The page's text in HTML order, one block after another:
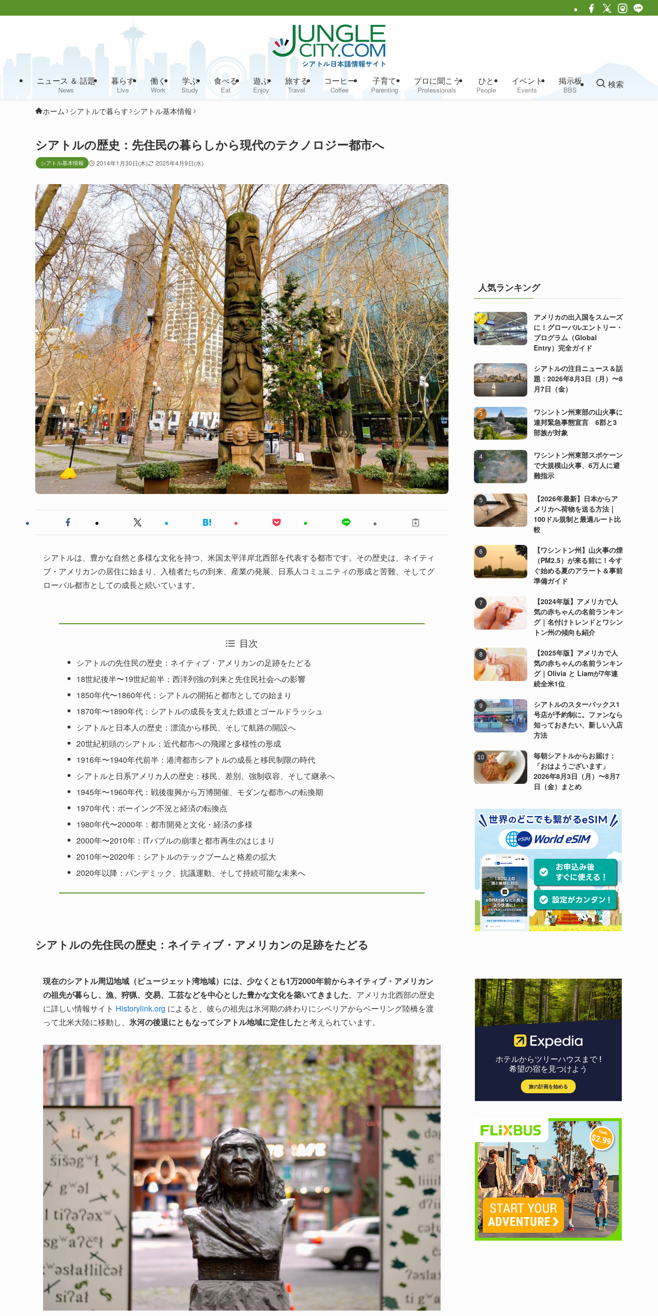
ニュース ＆ 話題
News
暮らす
Live
働く
Work
学ぶ
Study
食べる
Eat
遊ぶ
Enjoy
旅する
Travel
コーヒー
Coffee
子育て
Parenting
プロに聞こう
Professionals
ひと
People
イベント
Events
掲示板
BBS
検索
ホーム シアトルで暮らす シアトル基本情報
シアトルの歴史：先住民の暮らしから現代のテクノロジー都市へ
シアトル基本情報 2014年1月30日(木) 2025年4月9日(水)
シアトルは、豊かな自然と多様な文化を持つ、米国太平洋岸北西部を代表する都市です。その歴史は、ネイティ
ブ・アメリカンの居住に始まり、入植者たちの到来、産業の発展、日系人コミュニティの形成と苦難、そしてグ
ローバル都市としての成長と続いています。
目次
シアトルの先住民の歴史：ネイティブ・アメリカンの足跡をたどる
18世紀後半〜19世紀前半：西洋列強の到来と先住民社会への影響
1850年代〜1860年代：シアトルの開拓と都市としての始まり
1870年〜1890年代：シアトルの成長を支えた鉄道とゴールドラッシュ
シアトルと日本人の歴史：漂流から移民、そして航路の開設へ
20世紀初頭のシアトル：近代都市への飛躍と多様性の形成
1916年〜1940年代前半：港湾都市シアトルの成長と移民制限の時代
シアトルと日系アメリカ人の歴史：移民、差別、強制収容、そして継承へ
1945年〜1960年代：戦後復興から万博開催、モダンな都市への転換期
1970年代：ボーイング不況と経済の転換点
1980年代〜2000年：都市開発と文化・経済の多様
2000年〜2010年：ITバブルの崩壊と都市再生のはじまり
2010年〜2020年：シアトルのテックブームと格差の拡大
2020年以降：パンデミック、抗議運動、そして持続可能な未来へ
シアトルの先住民の歴史：ネイティブ・アメリカンの足跡をたどる
現在のシアトル周辺地域（ピュージェット湾地域）には、少なくとも1万2000年前からネイティブ・アメリカン
の祖先が暮らし、漁、狩猟、交易、工芸などを中心とした豊かな文化を築いてきました。アメリカ北西部の歴史
に詳しい情報サイト Historylink.org によると、彼らの祖先は氷河期の終わりにシベリアからベーリング陸橋を渡
って北米大陸に移動し、 氷河の後退にともなってシアトル地域に定住したと考えられています。
人気ランキング
アメリカの出入国をスムーズ
に！グローバルエントリー・
プログラム（Global
Entry）完全ガイド
シアトルの注目ニュース＆話
題：2026年8月3日（月）〜8
月7日（金）
ワシントン州東部の山火事に
連邦緊急事態宣言 6郡と3
部族が対象
ワシントン州東部スポケーン
で大規模山火事、6万人に避
難指示
【2026年最新】日本からア
メリカへ荷物を送る方法｜
100ドル規制と最適ルート比
較
【ワシントン州】山火事の煙
（PM2.5）が来る前に！今す
ぐ始める夏のアラート＆事前
準備ガイド
【2024年版】アメリカで人
気の赤ちゃんの名前ランキン
グ｜名付けトレンドとワシン
トン州の傾向も紹介
【2025年版】アメリカで人
気の赤ちゃんの名前ランキン
グ｜Olivia と Liamが7年連
続全米1位
シアトルのスターバックス1
号店が予約制に。ファンなら
知っておきたい、新しい入店
方法
毎朝シアトルからお届け：
「おはようございます」
2026年8月3日（月）〜8月7
日（金）まとめ